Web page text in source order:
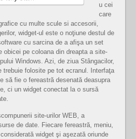
u cei
care
cu multe scule si accesorii,
widget-ul este o noţiune destul de
cu sarcina de a afişa un set
obicei pe coloana din dreapta a site-
Windows. Azi, de ziua Stângacilor,
trebuie folosite pe tot ecranul. Interfaţa
să fie o fereastră desenată deasupra
ci un widget conectat la o sursă
site-urilor WEB, a
de date. Fiecare fereastră, meniu,
widget şi aşezată oriunde